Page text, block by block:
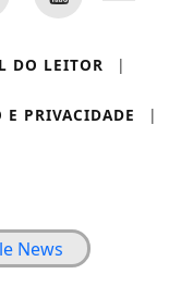
DO LEITOR |
E PRIVACIDADE |